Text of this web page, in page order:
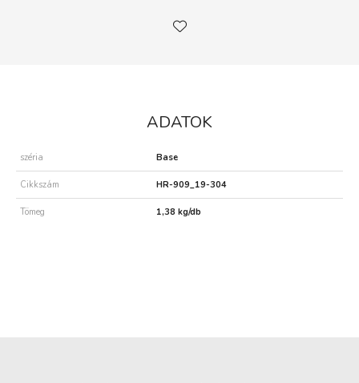
ADATOK
széria Base
Cikkszám HR-909_19-304
Tömeg 1,38 kg/db